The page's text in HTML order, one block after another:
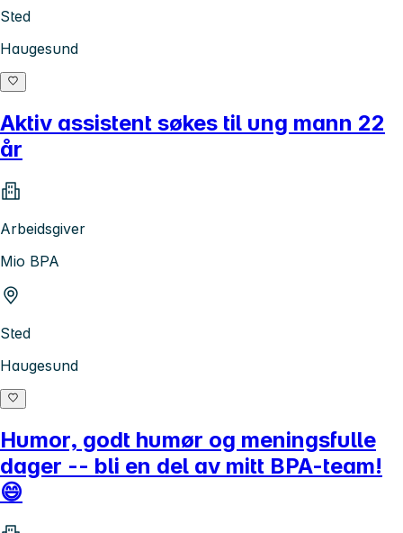
Sted
Haugesund
Aktiv assistent søkes til ung mann 22
år
Arbeidsgiver
Mio BPA
Sted
Haugesund
Humor, godt humør og meningsfulle
dager -- bli en del av mitt BPA-team!
😄